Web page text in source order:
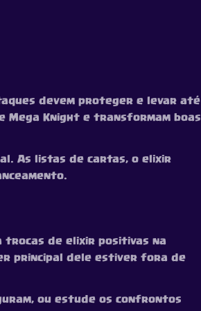
devem proteger e levar até
Knight e transformam boas
As listas de cartas, o elixir
trocas de elixir positivas na
principal dele estiver fora de
ou estude os confrontos